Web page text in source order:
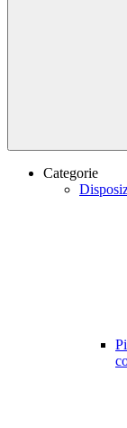
Categorie